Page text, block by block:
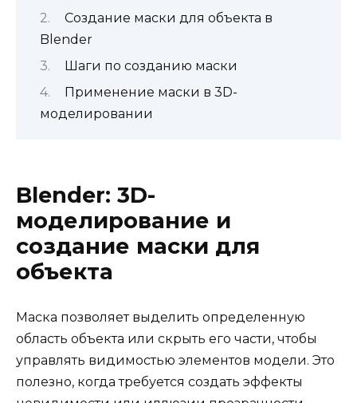
Создание маски для объекта в
Blender
Шаги по созданию маски
Применение маски в 3D-
моделировании
Blender: 3D-
моделирование и
создание маски для
объекта
Маска позволяет выделить определенную
область объекта или скрыть его части, чтобы
управлять видимостью элементов модели. Это
полезно, когда требуется создать эффекты